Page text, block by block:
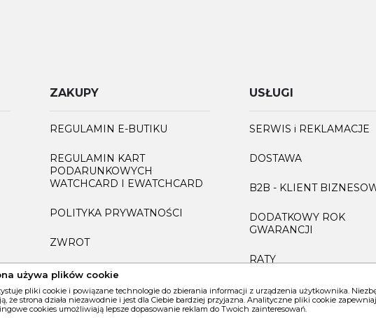
ZAKUPY
REGULAMIN E-BUTIKU
REGULAMIN KART
PODARUNKOWYCH
WATCHCARD I EWATCHCARD
POLITYKA PRYWATNOŚCI
ZWROT
FAQ
USŁUGI
SERWIS i REKLAMACJE
DOSTAWA
B2B - KLIENT
DODATKOWY ROK
GWARANCJI
RATY
GRAWEROWANIE
używa plików cookie
pliki cookie i powiązane technologie do zbierania informacji z urządzenia użytkownika.
że strona działa niezawodnie i jest dla Ciebie bardziej przyjazna. Analityczne pliki cookie
cookies umożliwiają lepsze dopasowanie reklam do Twoich zainteresowań.